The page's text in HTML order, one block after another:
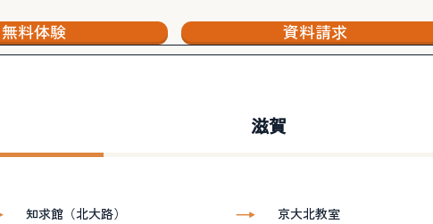
無料体験 資料請求
滋賀
知求館（北大路） 京大北教室